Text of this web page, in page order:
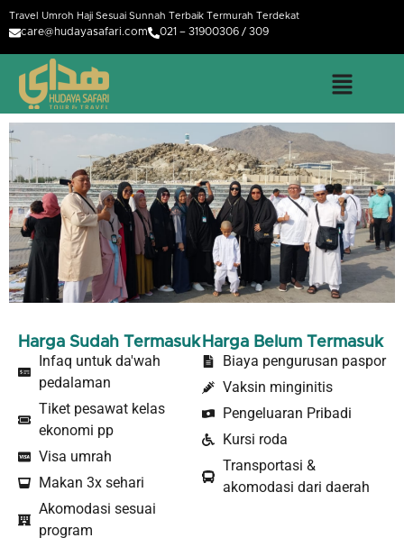
Travel Umroh Haji Sesuai Sunnah Terbaik Termurah Terdekat
care@hudayasafari.com 021 – 31900306 / 309
Harga Sudah Termasuk
Infaq untuk da'wah
pedalaman
Tiket pesawat kelas
ekonomi pp
Visa umrah
Makan 3x sehari
Akomodasi sesuai
program
Harga Belum Termasuk
Biaya pengurusan paspor
Vaksin minginitis
Pengeluaran Pribadi
Kursi roda
Transportasi &
akomodasi dari daerah